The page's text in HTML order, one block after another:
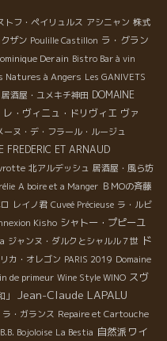
期間も以前より短くし、綺
ている。 ★Marcel
ドは息子のトマが担当。ま
ら、それを果実で包むマル
だ。 ★Catherine
年、まだ出来上がってな
ヴェは素晴らしい味わい！
リーヌの人柄がまさに出て
iPhone
トフ・ペイリュルス アシニャン 株式
ザン Poulille Castillon ラ・グラン
Derain Bistro Bar à vin
Natures à Angers Les GANIVETS
居酒屋・ユメキチ神田 DOMAINE
レ・ヴィニュ・ドリヴィエ ヴァ
ーヌ・デ・フラール・ルージュ
FREDERIC ET ARNAUD
北アルデッシュ 居酒屋・風ら坊
A boire et a Manger ＢＭОの斉藤
レイノ君 Cuveé Précieuse ラ・ルビ
Kisho シャトー・プピーユ
ジャンヌ・ダルクとシャルル７世 ド
カ・オレゴン PARIS 2019 Domaine
de primeur Wine Style WINO スヴ
Jean-Claude LAPALU
ラ・ガランス Repaire et Cartouche
Bojoloise La Bestia 自然派ワイ